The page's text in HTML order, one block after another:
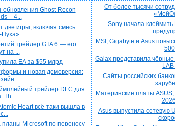
обновления Ghost Recon
– 4...
две игры, включая смесь
трейлер GTA 6 — его
на ...
EA за $55 млрд
и новая демоверсия:
трейлер DLC для
Th...
Heart всё-таки вышла в
планы Microsoft по переносу
От более тысячи
Sony начала
MSI, Gigabyte и Asus
Galax представила
Сайты российских
Материнские платы
Asus выпустила сетевую